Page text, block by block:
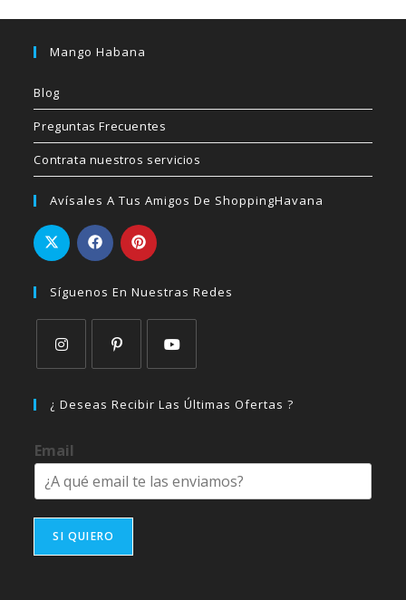
Mango Habana
Blog
Preguntas Frecuentes
Contrata nuestros servicios
Avísales A Tus Amigos De ShoppingHavana
Síguenos En Nuestras Redes
abre
una
nueva
pestaña
abre
nueva
pestaña
abre
nueva
pestaña
¿ Deseas Recibir Las Últimas Ofertas ?
Email
SI QUIERO